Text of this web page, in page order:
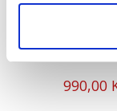
Kristina
990,00